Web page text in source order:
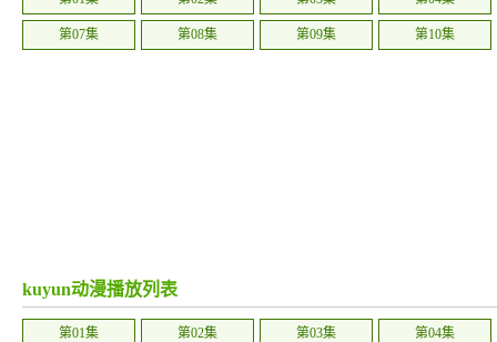
第07集 第08集 第09集 第10集
kuyun动漫播放列表
第01集 第02集 第03集 第04集